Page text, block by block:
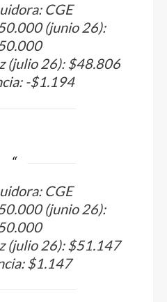
CGE
(junio 26):
(julio 26): $48.806
-$1.194
CGE
(junio 26):
(julio 26): $51.147
$1.147